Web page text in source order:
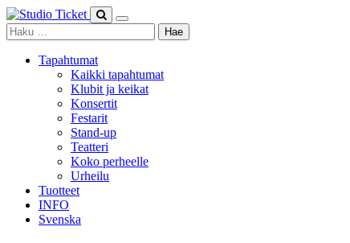
Skip
to
content
Haku:
Tapahtumat
Kaikki tapahtumat
Klubit ja keikat
Konsertit
Festarit
Stand-up
Teatteri
Koko perheelle
Urheilu
Tuotteet
INFO
Svenska